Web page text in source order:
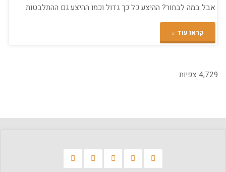
אבל במה לבחור? ההיצע כל כך גדול וכמו ההיצע גם ההתלבטות
קראו עוד
4,729 צפיות